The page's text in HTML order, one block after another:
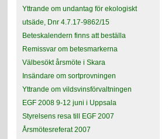
Yttrande om undantag för ekologiskt
utsäde, Dnr 4.7.17-9862/15
Beteskalendern finns att beställa
Remissvar om betesmarkerna
Välbesökt årsmöte i Skara
Insändare om sortprovningen
Yttrande om vildsvinsförvaltningen
EGF 2008 9-12 juni i Uppsala
Styrelsens resa till EGF 2007
Årsmötesreferat 2007